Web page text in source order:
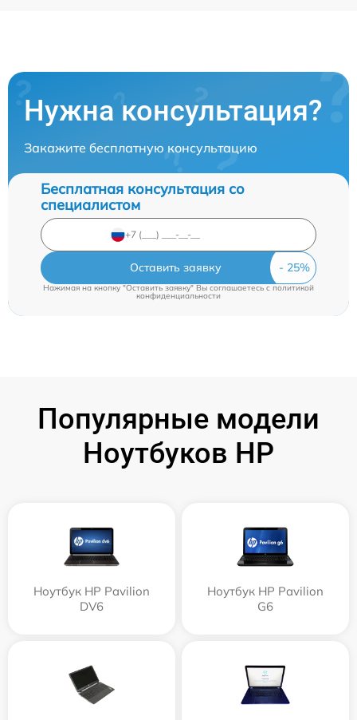
Нужна консультация?
Закажите бесплатную консультацию
Бесплатная консультация со
специалистом
Оставить заявку
Нажимая на кнопку "Оставить заявку" Вы соглашаетесь cполитикой
конфиденциальности
Популярные модели
Ноутбуков HP
Ноутбук HP Pavilion
DV6
Ноутбук HP Pavilion
G6